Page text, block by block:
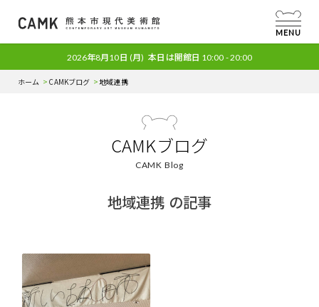
MENU
2026年8月10日 (月) 本日は開館日 10:00 - 20:00
ホーム CAMKブログ 地域連携
CAMKブログ
CAMK Blog
地域連携 の記事